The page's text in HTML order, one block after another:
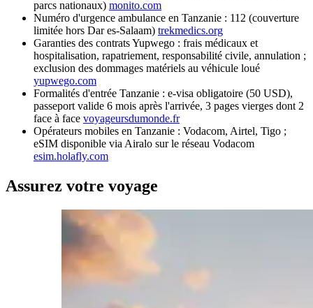
parcs nationaux) monito.com
Numéro d'urgence ambulance en Tanzanie : 112 (couverture
limitée hors Dar es-Salaam) trekmedics.org
Garanties des contrats Yupwego : frais médicaux et
hospitalisation, rapatriement, responsabilité civile, annulation ;
exclusion des dommages matériels au véhicule loué
yupwego.com
Formalités d'entrée Tanzanie : e-visa obligatoire (50 USD),
passeport valide 6 mois après l'arrivée, 3 pages vierges dont 2
face à face voyageursdumonde.fr
Opérateurs mobiles en Tanzanie : Vodacom, Airtel, Tigo ;
eSIM disponible via Airalo sur le réseau Vodacom
esim.holafly.com
Assurez votre voyage